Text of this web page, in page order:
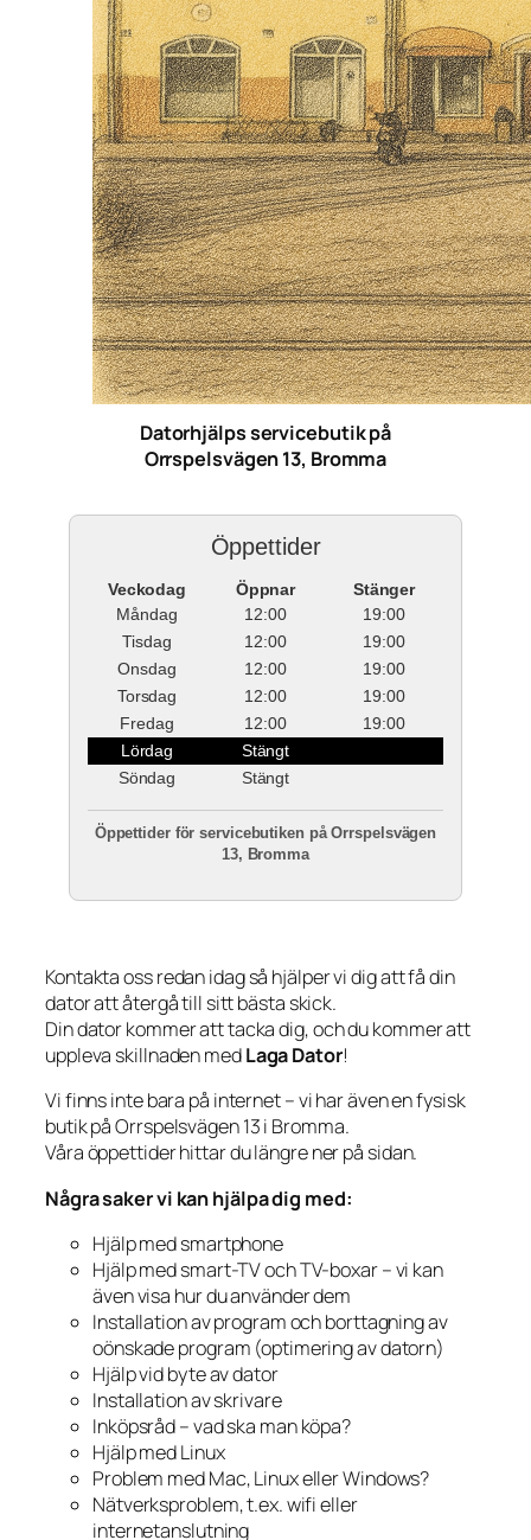
Datorhjälps servicebutik på
Orrspelsvägen 13, Bromma
Öppettider
Veckodag Öppnar
Stänger
Måndag
12:00
19:00
Tisdag
12:00
19:00
Onsdag
12:00
19:00
Torsdag
12:00
19:00
Fredag
12:00
19:00
Lördag
Stängt
Söndag
Stängt
Öppettider för servicebutiken på Orrspelsvägen
13, Bromma
Kontakta oss redan idag så hjälper vi dig att få din
dator att återgå till sitt bästa skick.
Din dator kommer att tacka dig, och du kommer att
uppleva skillnaden medLaga Dator!
Vi finns inte bara på internet – vi har även en fysisk
butik på Orrspelsvägen 13 i Bromma.
Våra öppettider hittar du längre ner på sidan.
Några saker vi kan hjälpa dig med:
Hjälp med smartphone
Hjälp med smart-TV och TV-boxar – vi kan
även visa hur du använder dem
Installation av program och borttagning av
oönskade program (optimering av datorn)
Hjälp vid byte av dator
Installation av skrivare
Inköpsråd – vad ska man köpa?
Hjälp med Linux
Problem med Mac, Linux eller Windows?
Nätverksproblem, t.ex. wifi eller
internetanslutning